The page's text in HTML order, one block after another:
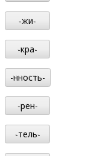
-жи-
-кра-
-нность-
-рен-
-тель-